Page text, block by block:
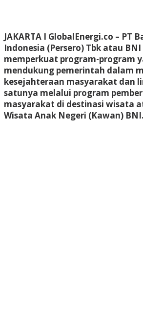
JAKARTA I GlobalEnergi.co – PT
Indonesia (Persero) Tbk atau
memperkuat program-program
mendukung pemerintah dalam
kesejahteraan masyarakat dan
satunya melalui program
masyarakat di destinasi wisata
Wisata Anak Negeri (Kawan) BNI.